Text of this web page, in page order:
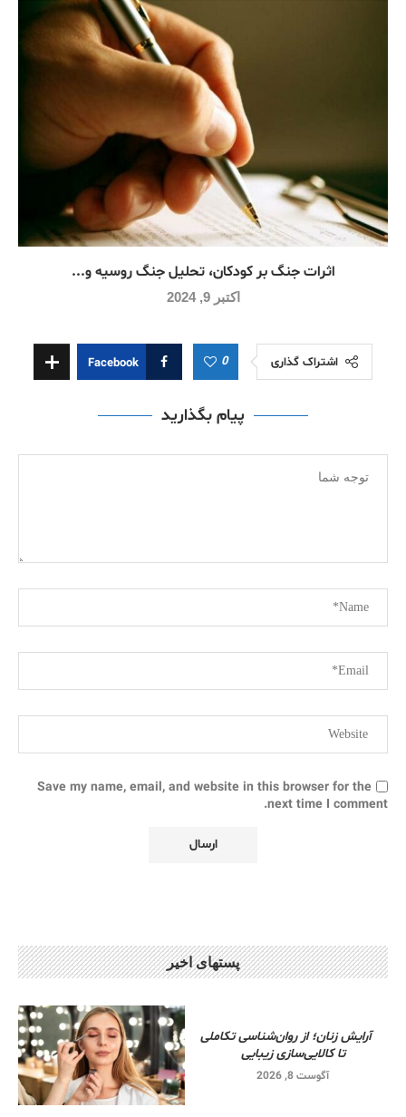
اثرات جنگ بر کودکان، تحلیل جنگ روسیه و...
اکتبر 9, 2024
اشتراک گذاری 0
Facebook
پیام بگذارید
Save my name, email, and website in this browser for the
next time I comment.
پستهای اخیر
آرایش زنان؛ از روان‌شناسی تکاملی
تا کالایی‌سازی زیبایی
آگوست 8, 2026